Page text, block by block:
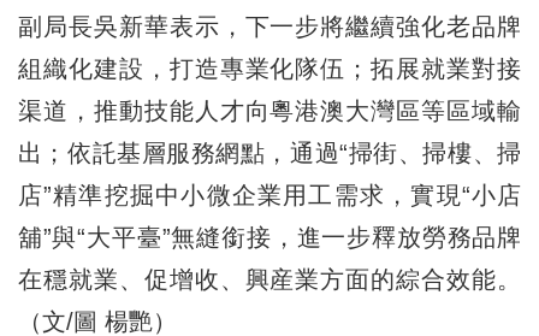
副局長吳新華表示，下一步將繼續強化老品牌
組織化建設，打造專業化隊伍；拓展就業對接
渠道，推動技能人才向粵港澳大灣區等區域輸
出；依託基層服務網點，通過“掃街、掃樓、掃
店”精準挖掘中小微企業用工需求，實現“小店
舖”與“大平臺”無縫銜接，進一步釋放勞務品牌
在穩就業、促增收、興産業方面的綜合效能。
（文/圖 楊艷）